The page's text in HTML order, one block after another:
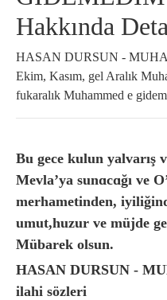
Hakkında
HASAN DURSUN -
Ekim, Kasım, gel Aralık
fukaralık Muhammed e
Bu gece kulun yalvarış
Mevla’ya sunɑcɑğı ve
merhametinden,
umut,huzur ve müjde
Mübarek olsun.
HASAN DURSUN -
ilahi sözleri